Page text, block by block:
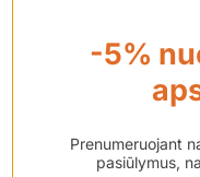
-5%
Prenumeruojant
pasiūlymus,